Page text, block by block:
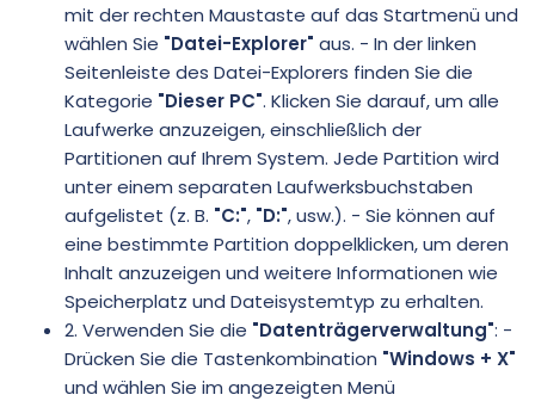
mit der rechten Maustaste auf das Startmenü und
wählen Sie "Datei-Explorer" aus. - In der linken
Seitenleiste des Datei-Explorers finden Sie die
Kategorie "Dieser PC". Klicken Sie darauf, um alle
Laufwerke anzuzeigen, einschließlich der
Partitionen auf Ihrem System. Jede Partition wird
unter einem separaten Laufwerksbuchstaben
aufgelistet (z. B. "C:", "D:", usw.). - Sie können auf
eine bestimmte Partition doppelklicken, um deren
Inhalt anzuzeigen und weitere Informationen wie
Speicherplatz und Dateisystemtyp zu erhalten.
2. Verwenden Sie die "Datenträgerverwaltung": -
Drücken Sie die Tastenkombination "Windows + X"
und wählen Sie im angezeigten Menü